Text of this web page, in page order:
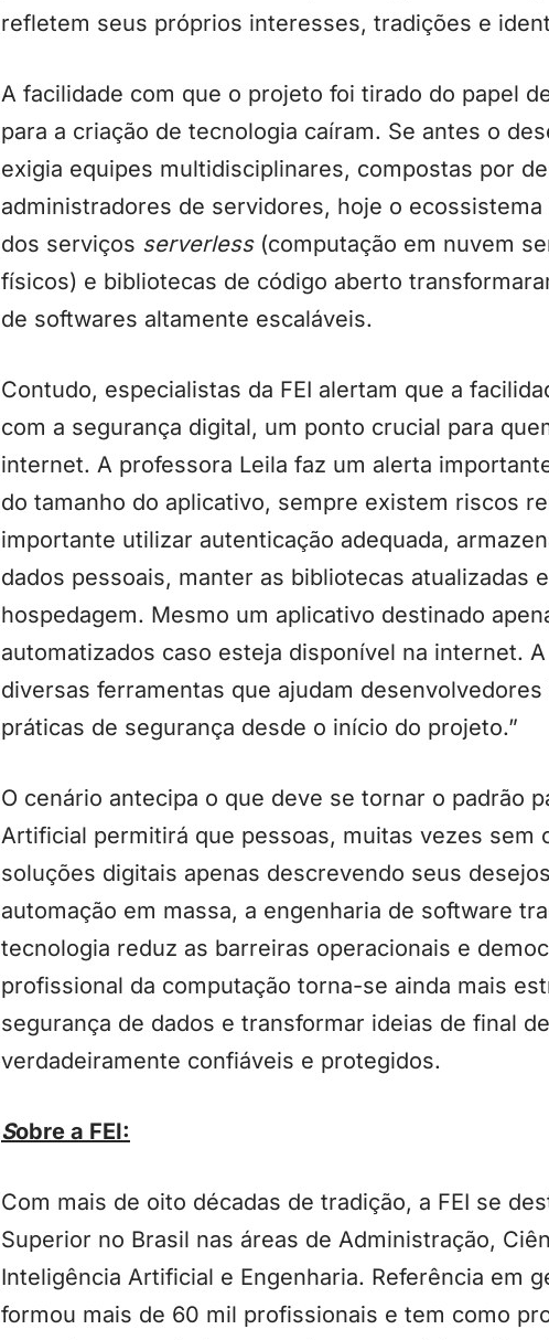
refletem seus próprios interesses, tradições e
A facilidade com que o projeto foi tirado do papel
para a criação de tecnologia caíram. Se antes o
exigia equipes multidisciplinares, compostas por
administradores de servidores, hoje o
dos serviços serverless(computação em nuvem
físicos) e bibliotecas de código aberto
de softwares altamente escaláveis.
Contudo, especialistas da FEI alertam que a
com a segurança digital, um ponto crucial para
internet. A professora Leila faz um alerta
do tamanho do aplicativo, sempre existem riscos
importante utilizar autenticação adequada,
dados pessoais, manter as bibliotecas atualizadas
hospedagem. Mesmo um aplicativo destinado
automatizados caso esteja disponível na internet.
diversas ferramentas que ajudam
práticas de segurança desde o início do projeto.”
O cenário antecipa o que deve se tornar o padrão
Artificial permitirá que pessoas, muitas vezes sem
soluções digitais apenas descrevendo seus
automação em massa, a engenharia de software
tecnologia reduz as barreiras operacionais e
profissional da computação torna-se ainda mais
segurança de dados e transformar ideias de final
verdadeiramente confiáveis e protegidos.
Sobre a FEI:
Com mais de oito décadas de tradição, a FEI se
Superior no Brasil nas áreas de Administração,
Inteligência Artificial e Engenharia. Referência em
formou mais de 60 mil profissionais e tem como